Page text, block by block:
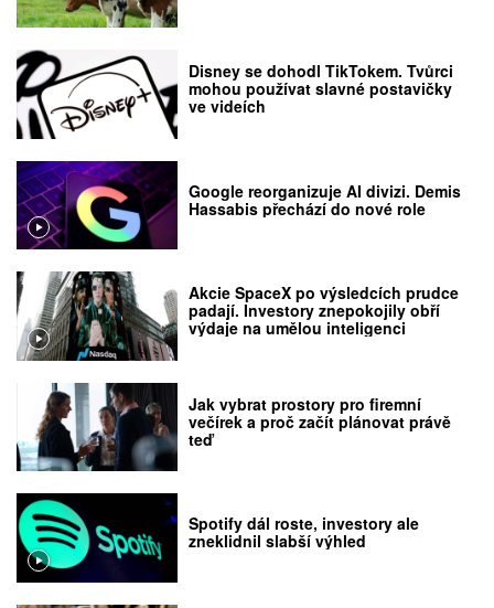
Disney se dohodl TikTokem. Tvůrci
mohou používat slavné postavičky
ve videích
Google reorganizuje AI divizi. Demis
Hassabis přechází do nové role
Akcie SpaceX po výsledcích prudce
padají. Investory znepokojily obří
výdaje na umělou inteligenci
Jak vybrat prostory pro firemní
večírek a proč začít plánovat právě
teď
Spotify dál roste, investory ale
zneklidnil slabší výhled